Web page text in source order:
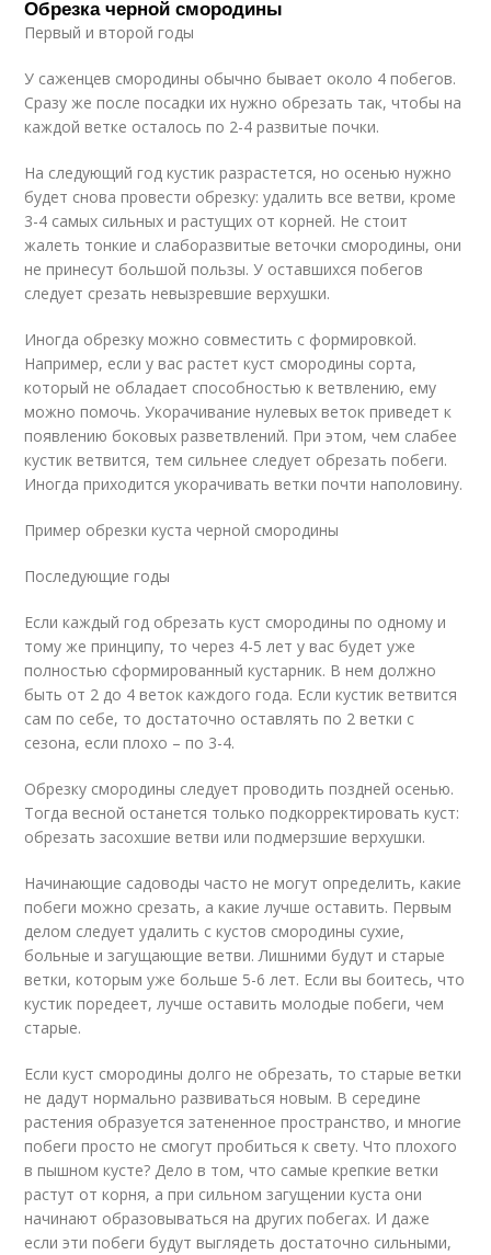
Обрезка черной смородины
Первый и второй годы
У саженцев смородины обычно бывает около 4 побегов.
Сразу же после посадки их нужно обрезать так, чтобы на
каждой ветке осталось по 2-4 развитые почки.
На следующий год кустик разрастется, но осенью нужно
будет снова провести обрезку: удалить все ветви, кроме
3-4 самых сильных и растущих от корней. Не стоит
жалеть тонкие и слаборазвитые веточки смородины, они
не принесут большой пользы. У оставшихся побегов
следует срезать невызревшие верхушки.
Иногда обрезку можно совместить с формировкой.
Например, если у вас растет куст смородины сорта,
который не обладает способностью к ветвлению, ему
можно помочь. Укорачивание нулевых веток приведет к
появлению боковых разветвлений. При этом, чем слабее
кустик ветвится, тем сильнее следует обрезать побеги.
Иногда приходится укорачивать ветки почти наполовину.
Пример обрезки куста черной смородины
Последующие годы
Если каждый год обрезать куст смородины по одному и
тому же принципу, то через 4-5 лет у вас будет уже
полностью сформированный кустарник. В нем должно
быть от 2 до 4 веток каждого года. Если кустик ветвится
сам по себе, то достаточно оставлять по 2 ветки с
сезона, если плохо – по 3-4.
Обрезку смородины следует проводить поздней осенью.
Тогда весной останется только подкорректировать куст:
обрезать засохшие ветви или подмерзшие верхушки.
Начинающие садоводы часто не могут определить, какие
побеги можно срезать, а какие лучше оставить. Первым
делом следует удалить с кустов смородины сухие,
больные и загущающие ветви. Лишними будут и старые
ветки, которым уже больше 5-6 лет. Если вы боитесь, что
кустик поредеет, лучше оставить молодые побеги, чем
старые.
Если куст смородины долго не обрезать, то старые ветки
не дадут нормально развиваться новым. В середине
растения образуется затененное пространство, и многие
побеги просто не смогут пробиться к свету. Что плохого
в пышном кусте? Дело в том, что самые крепкие ветки
растут от корня, а при сильном загущении куста они
начинают образовываться на других побегах. И даже
если эти побеги будут выглядеть достаточно сильными,